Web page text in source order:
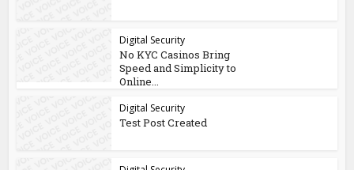
Digital Security
No KYC Casinos Bring
Speed and Simplicity to
Online...
Digital Security
Test Post Created